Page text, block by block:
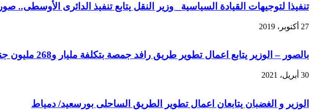
تنفيذا لتوجيهات القيادة السياسية_ وزير النقل يتابع تنفيذ الدائرى الأوسطى.. صور
27 أكتوبر، 2019
بالصور – الوزير يتابع اعمال تطوير طريق رافد جمصة بتكلفة مليار و268 مليون جنيه
30 أبريل، 2021
الوزير و الغضبان يتابعان اعمال تطوير الطريق الساحلى بورسعيد/ دمياط